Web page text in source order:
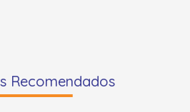
Recomendados